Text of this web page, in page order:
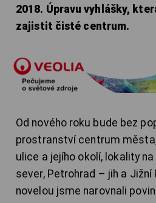
2018. Úpravu vyhlášky,
zajistit čisté centrum.
Od nového roku bude bez
prostranství centrum
ulice a jejího okolí, lokality
sever, Petrohrad – jih a
novelou jsme narovnali